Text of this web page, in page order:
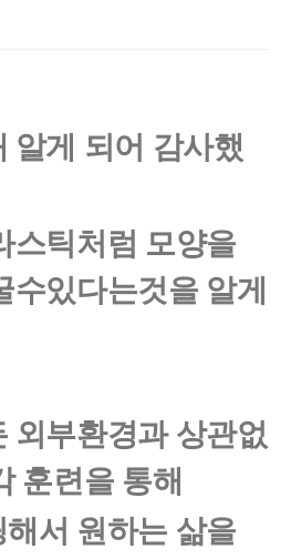
알게 되어 감사했
스틱처럼 모양을
수있다는것을 알게
외부환경과 상관없
훈련을 통해
서 원하는 삶을